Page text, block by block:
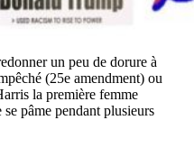
un peu de dorure à
(25e amendment) ou
la première femme
pâme pendant plusieurs